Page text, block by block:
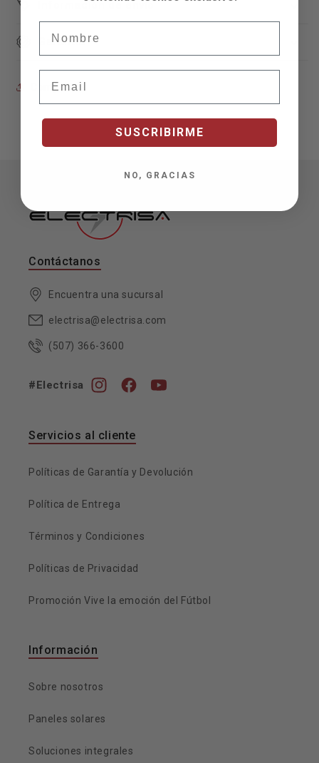
Información de envío
Garantía
Compartir
Contáctanos
Encuentra una sucursal
electrisa@electrisa.com
(507) 366-3600
#Electrisa
InstagramFacebookYouTube
Servicios al cliente
Políticas de Garantía y Devolución
Política de Entrega
Términos y Condiciones
Políticas de Privacidad
Promoción Vive la emoción del Fútbol
Información
Sobre nosotros
Paneles solares
Soluciones integrales
SUSCRIBIRME
NO, GRACIAS